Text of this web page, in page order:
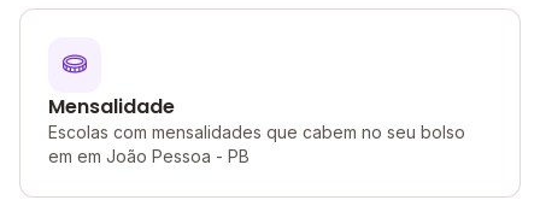
Mensalidade
Escolas com mensalidades que cabem no seu bolso
em em João Pessoa - PB